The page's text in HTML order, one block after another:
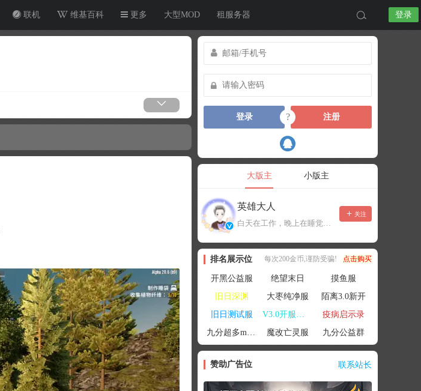
联机 维基百科 更多 大型MOD 租服务器 登录
登录 ? 注册
大版主 小版主
英雄大人
白天在工作，晚上在睡觉，有事可以留言，不一定能及时回复！
关注
排名展示位 每次200金币,谨防受骗! 点击购买
开黑公益服 绝望末日
摸鱼服
旧日深渊
大枣纯净服
陌离3.0新开
旧日测试服
V3.0开服联机
疫病启示录
九分超多mod群
魔改亡灵服 九分公益群
赞助广告位 联系站长